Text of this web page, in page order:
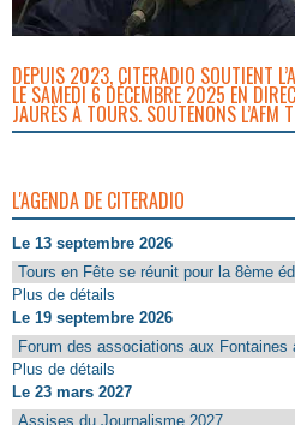
DEPUIS 2023, CITERADIO SOUTIENT
LE SAMEDI 6 DÉCEMBRE 2025 EN
JAURÈS À TOURS. SOUTENONS L’AFM
L'AGENDA DE CITERADIO
Le 13 septembre 2026
Tours en Fête se réunit pour la 8ème
Plus de détails
Le 19 septembre 2026
Forum des associations aux
Plus de détails
Le 23 mars 2027
Assises du Journalisme 2027